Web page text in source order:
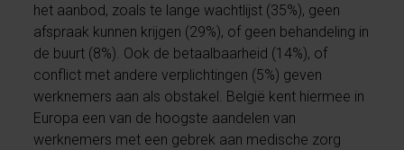
het aanbod, zoals te lange wachtlijst (35%), geen
afspraak kunnen krijgen (29%), of geen behandeling in
de buurt (8%). Ook de betaalbaarheid (14%), of
conflict met andere verplichtingen (5%) geven
werknemers aan als obstakel. België kent hiermee in
Europa een van de hoogste aandelen van
werknemers met een gebrek aan medische zorg